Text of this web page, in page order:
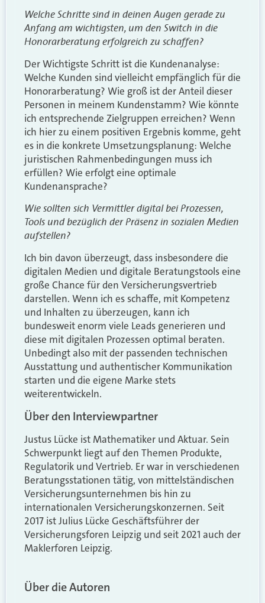
Welche Schritte sind in deinen Augen gerade zu
Anfang am wichtigsten, um den Switch in die
Honorarberatung erfolgreich zu schaffen?
Der Wichtigste Schritt ist die Kundenanalyse:
Welche Kunden sind vielleicht empfänglich für die
Honorarberatung? Wie groß ist der Anteil dieser
Personen in meinem Kundenstamm? Wie könnte
ich entsprechende Zielgruppen erreichen? Wenn
ich hier zu einem positiven Ergebnis komme, geht
es in die konkrete Umsetzungsplanung: Welche
juristischen Rahmenbedingungen muss ich
erfüllen? Wie erfolgt eine optimale
Kundenansprache?
Wie sollten sich Vermittler digital bei Prozessen,
Tools und bezüglich der Präsenz in sozialen Medien
aufstellen?
Ich bin davon überzeugt, dass insbesondere die
digitalen Medien und digitale Beratungstools eine
große Chance für den Versicherungsvertrieb
darstellen. Wenn ich es schaffe, mit Kompetenz
und Inhalten zu überzeugen, kann ich
bundesweit enorm viele Leads generieren und
diese mit digitalen Prozessen optimal beraten.
Unbedingt also mit der passenden technischen
Ausstattung und authentischer Kommunikation
starten und die eigene Marke stets
weiterentwickeln.
Über den Interviewpartner
Justus Lücke ist Mathematiker und Aktuar. Sein
Schwerpunkt liegt auf den Themen Produkte,
Regulatorik und Vertrieb. Er war in verschiedenen
Beratungsstationen tätig, von mittelständischen
Versicherungsunternehmen bis hin zu
internationalen Versicherungskonzernen. Seit
2017 ist Julius Lücke Geschäftsführer der
Versicherungsforen Leipzig und seit 2021 auch der
Maklerforen Leipzig.
Über die Autoren